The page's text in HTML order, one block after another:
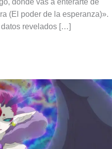
donde vas a enterarte de
(El poder de la esperanza)».
revelados […]